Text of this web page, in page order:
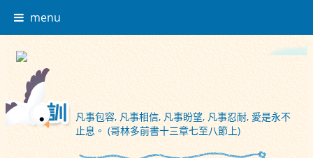
menu
凡事包容, 凡事相信, 凡事盼望, 凡事忍耐, 愛是永不
止息。 (哥林多前書十三章七至八節上)